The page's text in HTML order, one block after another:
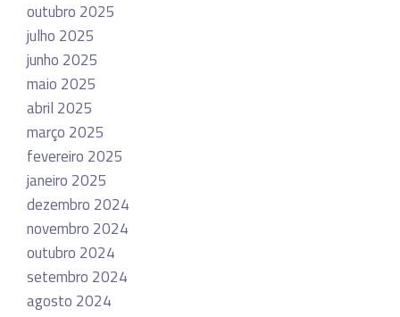
outubro 2025
julho 2025
junho 2025
maio 2025
abril 2025
março 2025
fevereiro 2025
janeiro 2025
dezembro 2024
novembro 2024
outubro 2024
setembro 2024
agosto 2024